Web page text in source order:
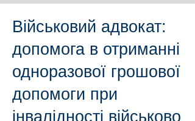
Військовий адвокат:
допомога в отриманні
одноразової грошової
допомоги при
інвалідності військово